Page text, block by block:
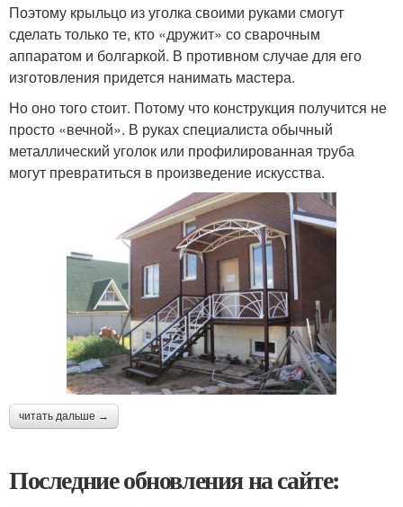
Поэтому крыльцо из уголка своими руками смогут
сделать только те, кто «дружит» со сварочным
аппаратом и болгаркой. В противном случае для его
изготовления придется нанимать мастера.
Но оно того стоит. Потому что конструкция получится не
просто «вечной». В руках специалиста обычный
металлический уголок или профилированная труба
могут превратиться в произведение искусства.
читать дальше →
Последние обновления на сайте: